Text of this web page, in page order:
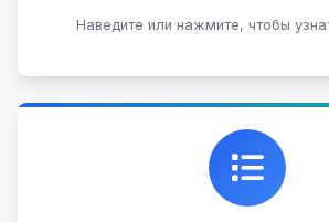
Наведите или нажмите, чтобы
Подобрать авто
Каталог проверенных
состоянии, где вы можете
информацию о каждом